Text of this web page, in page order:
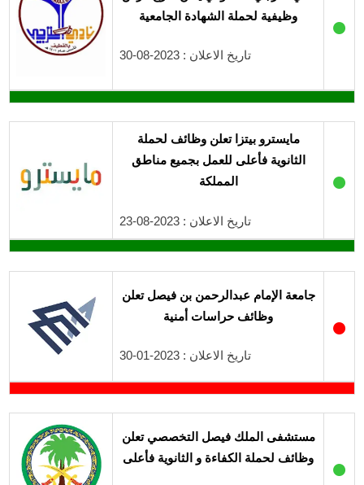
●
وظيفية لحملة الشهادة الجامعية
تاريخ الاعلان : 2023-08-30
●
مايسترو بيتزا تعلن وظائف لحملة
الثانوية فأعلى للعمل بجميع مناطق
المملكة
تاريخ الاعلان : 2023-08-23
●
جامعة الإمام عبدالرحمن بن فيصل تعلن
وظائف حراسات أمنية
تاريخ الاعلان : 2023-01-30
●
مستشفى الملك فيصل التخصصي تعلن
وظائف لحملة الكفاءة و الثانوية فأعلى